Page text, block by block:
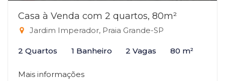
Casa à Venda com 2 quartos, 80m²
Jardim Imperador, Praia Grande-SP
2 Quartos 1 Banheiro 2 Vagas 80 m²
Mais informações